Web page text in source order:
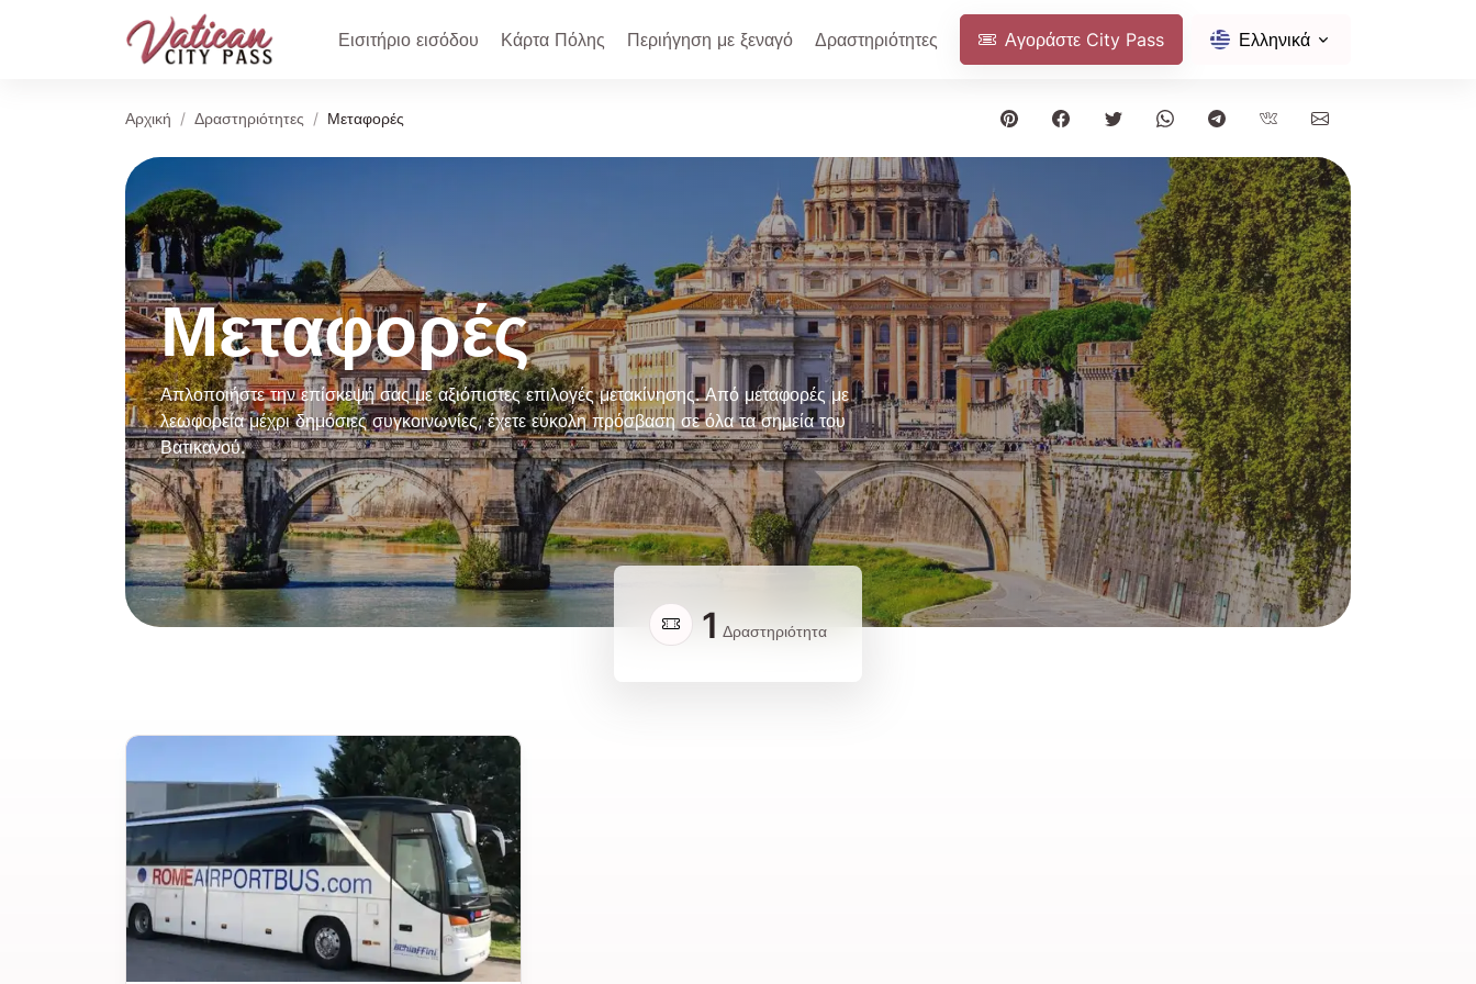
Εισιτήριο εισόδου Κάρτα Πόλης Περιήγηση με ξεναγό Δραστηριότητες Αγοράστε City Pass Ελληνικά
Αρχική Δραστηριότητες Μεταφορές
Μεταφορές
Απλοποιήστε την επίσκεψή σας με αξιόπιστες επιλογές μετακίνησης. Από μεταφορές με
λεωφορεία μέχρι δημόσιες συγκοινωνίες, έχετε εύκολη πρόσβαση σε όλα τα σημεία του
Βατικανού.
1 Δραστηριότητα